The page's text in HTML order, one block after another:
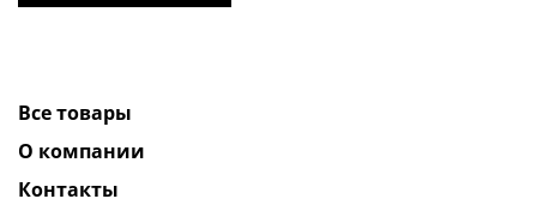
Все товары
О компании
Контакты